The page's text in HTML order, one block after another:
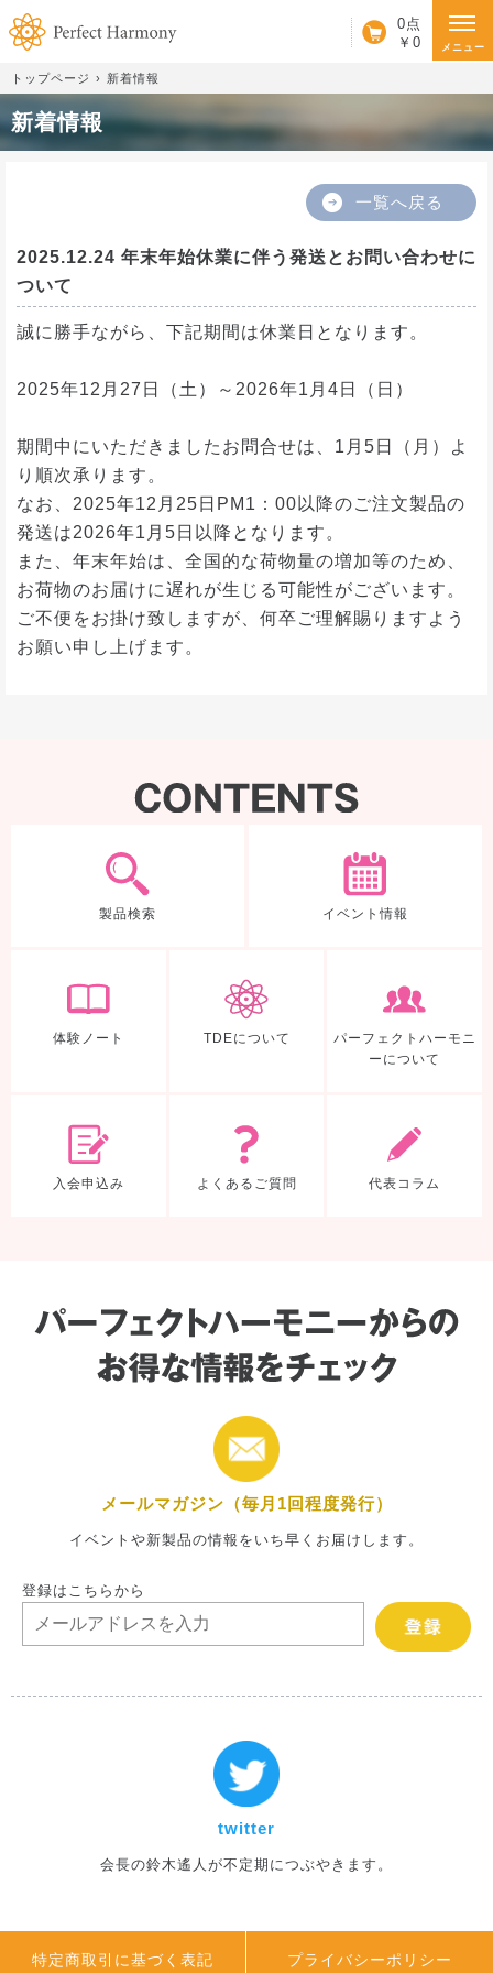
0点
￥0
カート
メニュー
トップページ 新着情報
新着情報
一覧へ戻る
2025.12.24 年末年始休業に伴う発送とお問い合わせに
ついて
誠に勝手ながら、下記期間は休業日となります。
2025年12月27日（土）～2026年1月4日（日）
期間中にいただきましたお問合せは、1月5日（月）よ
り順次承ります。
なお、2025年12月25日PM1：00以降のご注文製品の
発送は2026年1月5日以降となります。
また、年末年始は、全国的な荷物量の増加等のため、
お荷物のお届けに遅れが生じる可能性がございます。
ご不便をお掛け致しますが、何卒ご理解賜りますよう
お願い申し上げます。
製品検索 イベント情報
体験ノート TDEについて
パーフェクトハーモニ
ーについて
入会申込み よくあるご質問 代表コラム
メールマガジン（毎月1回程度発行）
イベントや新製品の情報をいち早くお届けします。
登録はこちらから
twitter
会長の鈴木遙人が不定期につぶやきます。
特定商取引に基づく表記 プライバシーポリシー